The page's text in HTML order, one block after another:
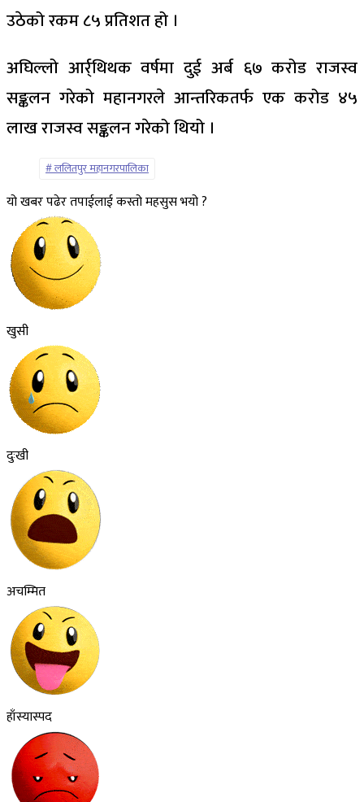
उठेको रकम ८५ प्रतिशत हो ।
अघिल्लो आर्र्थिथक वर्षमा दुई अर्ब ६७ करोड राजस्व
सङ्कलन गरेको महानगरले आन्तरिकतर्फ एक करोड ४५
लाख राजस्व सङ्कलन गरेको थियो ।
ललितपुर महानगरपालिका
यो खबर पढेर तपाईलाई कस्तो महसुस भयो ?
खुसी
दुःखी
अचम्मित
हाँस्यास्पद